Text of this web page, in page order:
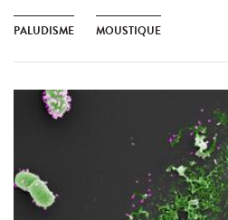
PALUDISME MOUSTIQUE